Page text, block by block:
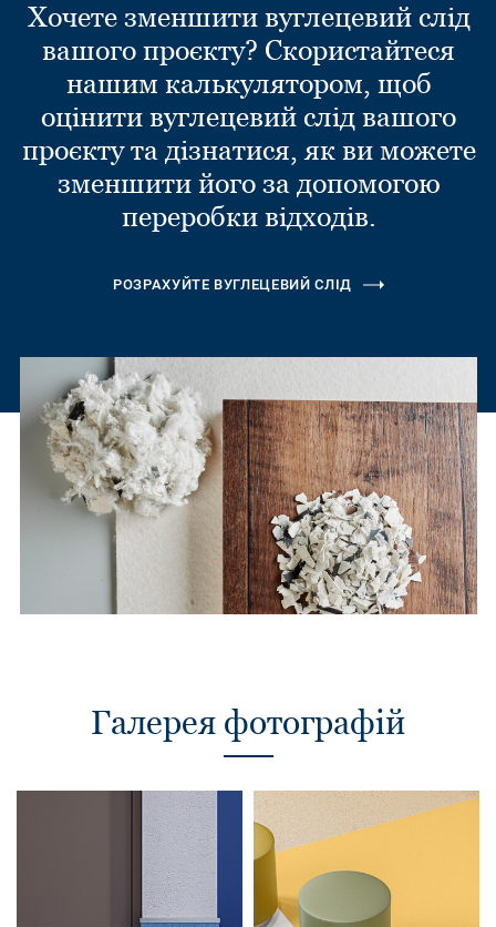
Хочете зменшити вуглецевий слід
вашого проєкту? Скористайтеся
нашим калькулятором, щоб
оцінити вуглецевий слід вашого
проєкту та дізнатися, як ви можете
зменшити його за допомогою
переробки відходів.
РОЗРАХУЙТЕ ВУГЛЕЦЕВИЙ СЛІД
Галерея фотографій